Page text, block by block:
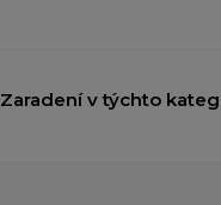
Zaradení v týchto